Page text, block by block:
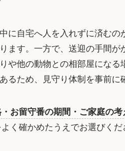
に自宅へ人を入れずに済む
ます。一方で、送迎の手間
や他の動物との相部屋になる
るため、見守り体制を事前に
お留守番の期間・ご家庭の
く確かめたうえでお選びくだ